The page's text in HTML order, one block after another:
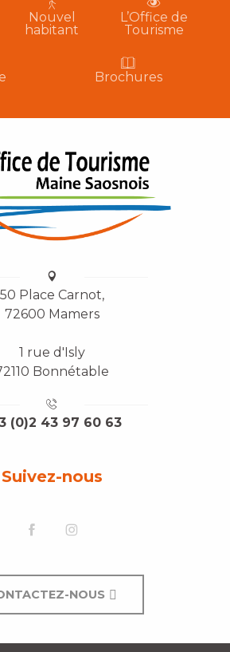
Nouvel
habitant
L’Office de
Tourisme
Brochures
50 Place Carnot,
72600 Mamers
1 rue d'Isly
Bonnétable
(0)2 43 97 60 63
Suivez-nous
NOUS